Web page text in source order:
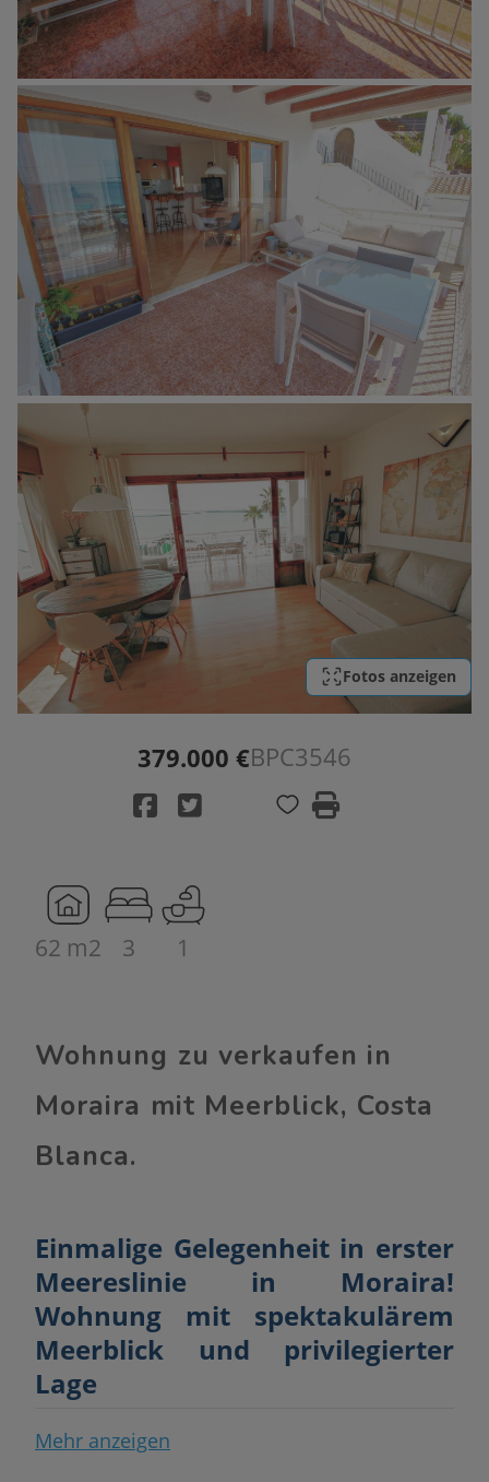
Fotos anzeigen
379.000 €BPC3546
62 m2 3 1
Wohnung zu verkaufen in
Moraira mit Meerblick, Costa
Blanca.
Einmalige Gelegenheit in erster
Meereslinie in Moraira!
Wohnung mit spektakulärem
Meerblick und privilegierter
Lage
Wir präsentieren Ihnen diese
Mehr anzeigen